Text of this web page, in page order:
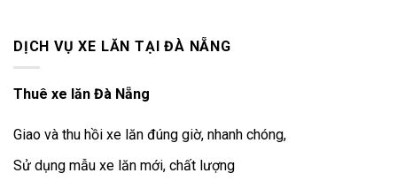
DỊCH VỤ XE LĂN TẠI ĐÀ NẴNG
Thuê xe lăn Đà Nẵng
Giao và thu hồi xe lăn đúng giờ, nhanh chóng,
Sử dụng mẫu xe lăn mới, chất lượng